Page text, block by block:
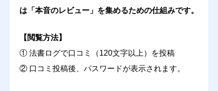
 
コスパ
は「本音のレビュー」を集めるための仕組みです。
【閲覧方法】
① 法書ログで口コミ（120文字以上）を投稿
② 口コミ投稿後、パスワードが表示されます。